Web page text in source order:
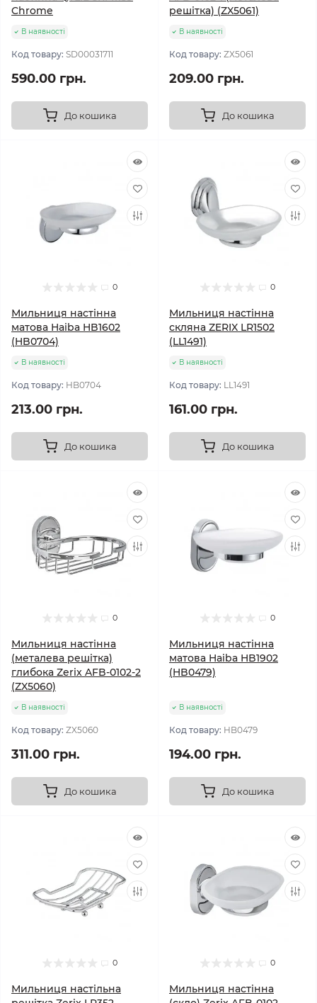
Chrome
В наявності
Код товару: SD00031711
590.00 грн.
До кошика
решітка) (ZX5061)
В наявності
Код товару: ZX5061
209.00 грн.
До кошика
0
Мильниця настінна
матова Haiba HB1602
(HB0704)
В наявності
Код товару: HB0704
213.00 грн.
До кошика
0
Мильниця настінна
скляна ZERIX LR1502
(LL1491)
В наявності
Код товару: LL1491
161.00 грн.
До кошика
0
Мильниця настінна
(металева решітка)
глибока Zerix AFB-0102-2
(ZX5060)
В наявності
Код товару: ZX5060
311.00 грн.
До кошика
0
Мильниця настінна
матова Haiba HB1902
(HB0479)
В наявності
Код товару: HB0479
194.00 грн.
До кошика
0
Мильниця настільна
0
Мильниця настінна